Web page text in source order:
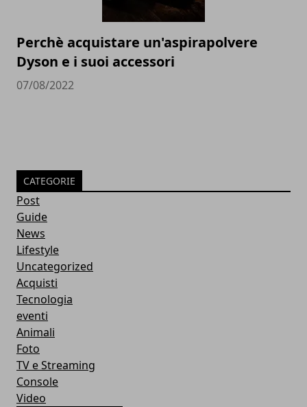
Perchè acquistare un'aspirapolvere
Dyson e i suoi accessori
07/08/2022
CATEGORIE
Post
Guide
News
Lifestyle
Uncategorized
Acquisti
Tecnologia
eventi
Animali
Foto
TV e Streaming
Console
Video